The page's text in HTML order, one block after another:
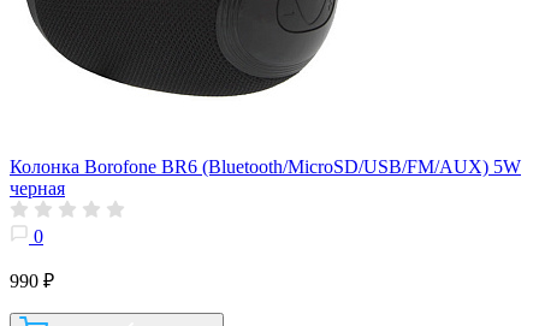
Колонка Borofone BR6 (Bluetooth/MicroSD/USB/FM/AUX) 5W
черная
0
990 ₽